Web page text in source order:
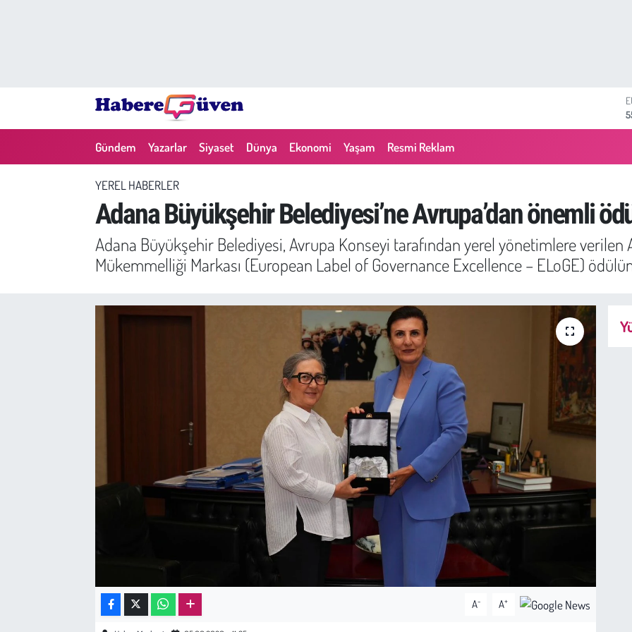
Gündem Yazarlar Siyaset Dünya Ekonomi Yaşam Resmi Reklam
YEREL HABERLER
Adana Büyükşehir Belediyesi’ne Avrupa’dan önemli
Adana Büyükşehir Belediyesi, Avrupa Konseyi tarafından yerel yönetimlere verilen
Mükemmelliği Markası (European Label of Governance Excellence – ELoGE)
A- A+
Siyaset
Yerel Haberler
Bilim - Teknoloji
İnsan Hakları
Hayvan Hakları
Süper Lig Puan Durumu ve Fikstür